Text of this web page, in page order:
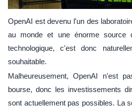
OpenAI est devenu l'un des
au monde et une énorme source
technologique, c'est donc
souhaitable.
Malheureusement, OpenAI n'est
bourse, donc les investissements
sont actuellement pas possibles. La